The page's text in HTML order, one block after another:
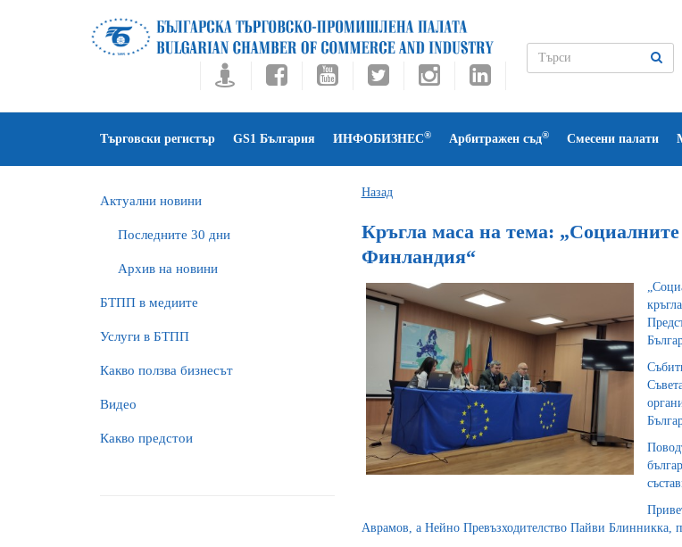
Търговски регистър GS1 България ИНФОБИЗНЕС® Арбитражен съд® Смесени палати
Актуални новини
Последните 30 дни
Архив на новини
БTПП в медиите
Услуги в БТПП
Какво ползва бизнесът
Видео
Какво предстои
Назад
Кръгла маса на тема:
Финландия“
Аврамов, а Нейно Превъзходителство Пайви Блинникка,